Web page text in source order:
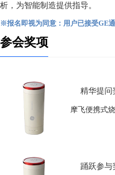
析，为智能制造提供指导。
※报名即视为同意：用户已接受GE
参会奖项
精华提问
摩飞便携式
踊跃参与